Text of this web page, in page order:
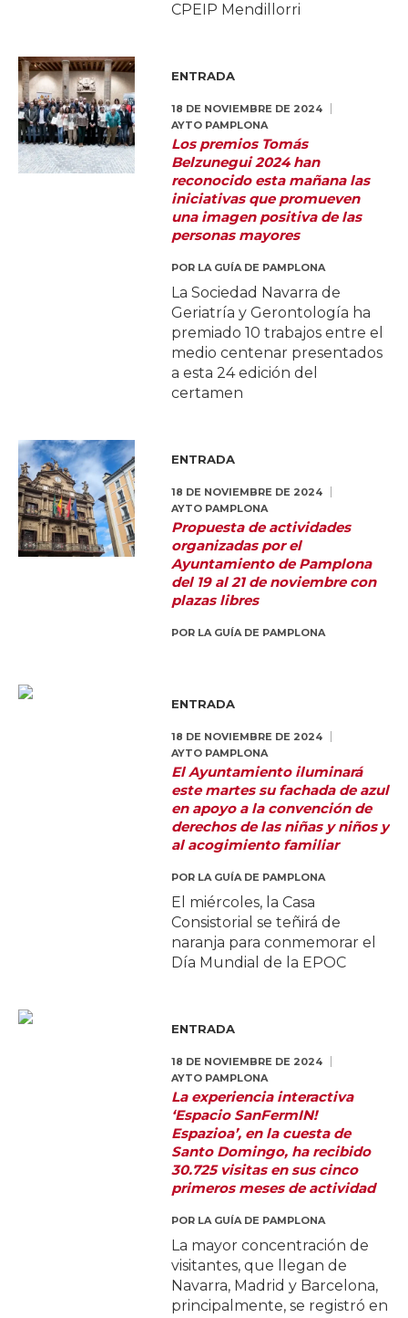
CPEIP Mendillorri
ENTRADA
18 DE NOVIEMBRE DE 2024
AYTO PAMPLONA
Los premios Tomás
Belzunegui 2024 han
reconocido esta mañana las
iniciativas que promueven
una imagen positiva de las
personas mayores
POR LA GUÍA DE PAMPLONA
La Sociedad Navarra de
Geriatría y Gerontología ha
premiado 10 trabajos entre el
medio centenar presentados
a esta 24 edición del
certamen
ENTRADA
18 DE NOVIEMBRE DE 2024
AYTO PAMPLONA
Propuesta de actividades
organizadas por el
Ayuntamiento de Pamplona
del 19 al 21 de noviembre con
plazas libres
POR LA GUÍA DE PAMPLONA
ENTRADA
18 DE NOVIEMBRE DE 2024
AYTO PAMPLONA
El Ayuntamiento iluminará
este martes su fachada de azul
en apoyo a la convención de
derechos de las niñas y niños y
al acogimiento familiar
POR LA GUÍA DE PAMPLONA
El miércoles, la Casa
Consistorial se teñirá de
naranja para conmemorar el
Día Mundial de la EPOC
ENTRADA
18 DE NOVIEMBRE DE 2024
AYTO PAMPLONA
La experiencia interactiva
‘Espacio SanFermIN!
Espazioa’, en la cuesta de
Santo Domingo, ha recibido
30.725 visitas en sus cinco
primeros meses de actividad
POR LA GUÍA DE PAMPLONA
La mayor concentración de
visitantes, que llegan de
Navarra, Madrid y Barcelona,
principalmente, se registró en